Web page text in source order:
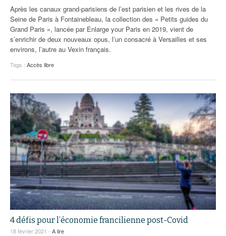
Après les canaux grand-parisiens de l’est parisien et les rives de la
Seine de Paris à Fontainebleau, la collection des « Petits guides du
Grand Paris », lancée par Enlarge your Paris en 2019, vient de
s’enrichir de deux nouveaux opus, l’un consacré à Versailles et ses
environs, l’autre au Vexin français.
Tags : Accès libre
4 défis pour l’économie francilienne post-Covid
18 février 2021 - A lire